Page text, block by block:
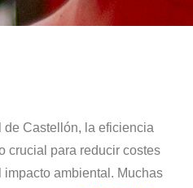
de Castellón, la eficiencia
crucial para reducir costes
ambiental. Muchas